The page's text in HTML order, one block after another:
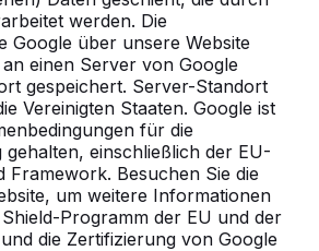
werden. Die
Google über unsere Website
einen Server von Google
gespeichert. Server-Standort
Vereinigten Staaten. Google ist
für die
gehalten, einschließlich der EU-
Framework. Besuchen Sie die
um weitere Informationen
Programm der EU und der
die Zertifizierung von Google
Projekte und